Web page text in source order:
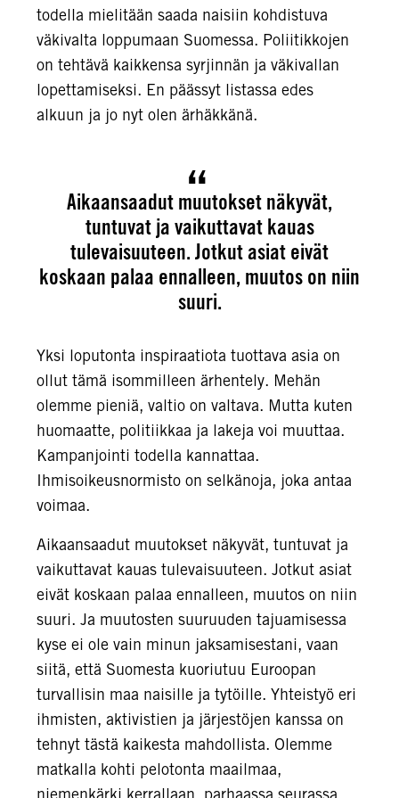
todella mielitään saada naisiin kohdistuva
väkivalta loppumaan Suomessa. Poliitikkojen
on tehtävä kaikkensa syrjinnän ja väkivallan
lopettamiseksi. En päässyt listassa edes
alkuun ja jo nyt olen ärhäkkänä.
Aikaansaadut muutokset näkyvät,
tuntuvat ja vaikuttavat kauas
tulevaisuuteen. Jotkut asiat eivät
koskaan palaa ennalleen, muutos on niin
suuri.
Yksi loputonta inspiraatiota tuottava asia on
ollut tämä isommilleen ärhentely. Mehän
olemme pieniä, valtio on valtava. Mutta kuten
huomaatte, politiikkaa ja lakeja voi muuttaa.
Kampanjointi todella kannattaa.
Ihmisoikeusnormisto on selkänoja, joka antaa
voimaa.
Aikaansaadut muutokset näkyvät, tuntuvat ja
vaikuttavat kauas tulevaisuuteen. Jotkut asiat
eivät koskaan palaa ennalleen, muutos on niin
suuri. Ja muutosten suuruuden tajuamisessa
kyse ei ole vain minun jaksamisestani, vaan
siitä, että Suomesta kuoriutuu Euroopan
turvallisin maa naisille ja tytöille. Yhteistyö eri
ihmisten, aktivistien ja järjestöjen kanssa on
tehnyt tästä kaikesta mahdollista. Olemme
matkalla kohti pelotonta maailmaa,
niemenkärki kerrallaan, parhaassa seurassa.